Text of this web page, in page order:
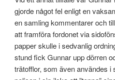
gjorde något fel enligt en
en samling kommentarer och
att framföra fordonet via
papper skulle i sedvanlig
stund fick Gunnar upp dörren
trätofflor, som även användes i